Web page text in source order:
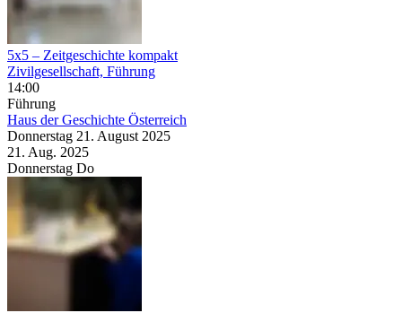
5x5 – Zeitgeschichte kompakt
Zivilgesellschaft, Führung
14:00
Führung
Haus der Geschichte Österreich
Donnerstag 21. August 2025
21. Aug. 2025
Donnerstag Do